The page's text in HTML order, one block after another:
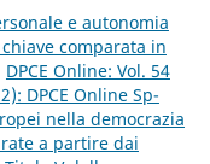
e autonomia
comparata in
DPCE Online: Vol. 54
DPCE Online Sp-
nella democrazia
a partire dai